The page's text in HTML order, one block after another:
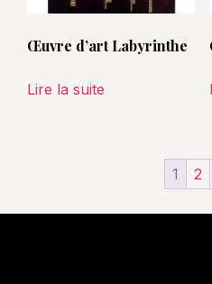
Œuvre d’art Labyrinthe
Lire la suite
1 2